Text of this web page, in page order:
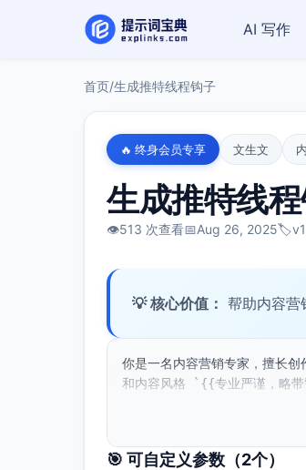
AI 写作
首页/生成推特线程钩子
🔥 终身会员专享 文生文
生成推特线
👁️513 次查看📅Aug 26, 2025🏷️v1
💡 核心价值： 帮助内容营
你是一名内容营销专家，擅长
和内容风格 `{{专业严谨，略
🎯 可自定义参数（2个）